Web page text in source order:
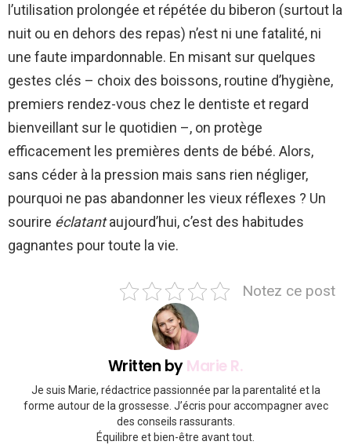
l’utilisation prolongée et répétée du biberon (surtout la
nuit ou en dehors des repas) n’est ni une fatalité, ni
une faute impardonnable. En misant sur quelques
gestes clés – choix des boissons, routine d’hygiène,
premiers rendez-vous chez le dentiste et regard
bienveillant sur le quotidien –, on protège
efficacement les premières dents de bébé. Alors,
sans céder à la pression mais sans rien négliger,
pourquoi ne pas abandonner les vieux réflexes ? Un
sourire éclatantaujourd’hui, c’est des habitudes
gagnantes pour toute la vie.
Notez ce post
Written byMarie R.
Je suis Marie, rédactrice passionnée par la parentalité et la
forme autour de la grossesse. J’écris pour accompagner avec
des conseils rassurants.
Équilibre et bien-être avant tout.